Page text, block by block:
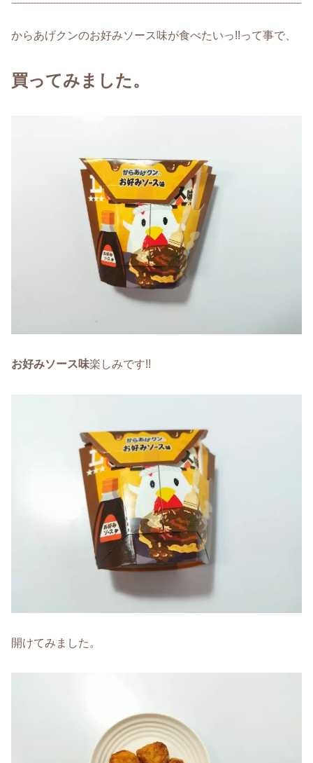
からあげクンのお好みソース味が食べたいっ!!って事で、
買ってみました。
お好みソース味楽しみです!!
開けてみました。